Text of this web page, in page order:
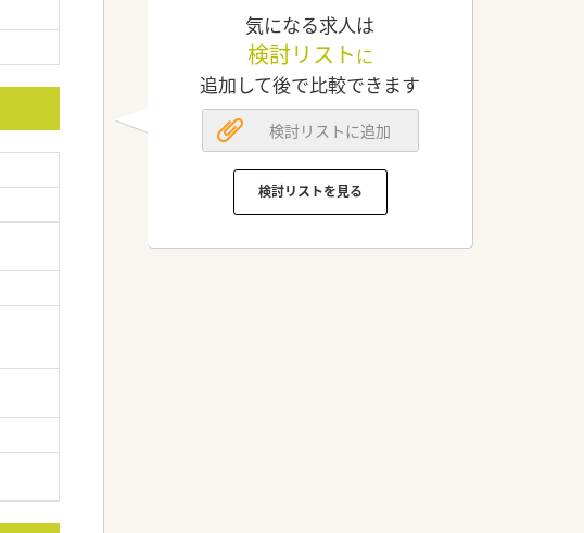
気になる求人は
検討リスト に
追加して後で比較できます
検討リストに追加
検討リストを見る